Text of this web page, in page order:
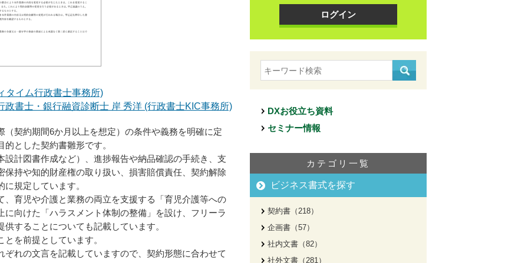
タイム行政書士事務所)
政書士・銀行融資診断士 岸 秀洋 (行政書士KIC事務所)
契約期間6か月以上を想定）の条件や義務を明確に定
とした契約書雛形です。
計図書作成など）、進捗報告や納品確認の手続き、支
持や知的財産権の取り扱い、損害賠償責任、契約解除
規定しています。
育児や介護と業務の両立を支援する「育児介護等への
向けた「ハラスメント体制の整備」を設け、フリーラ
することについても記載しています。
を前提としています。
れの文言を記載していますので、契約形態に合わせて
ログイン
DXお役立ち資料
セミナー情報
カテゴリ一覧
ビジネス書式を探す
契約書（218）
企画書（57）
社内文書（82）
社外文書（281）